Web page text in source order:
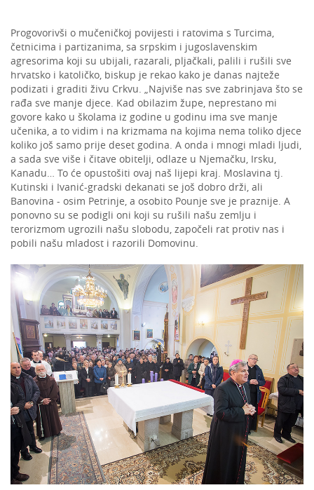
Progovorivši o mučeničkoj povijesti i ratovima s Turcima,
četnicima i partizanima, sa srpskim i jugoslavenskim
agresorima koji su ubijali, razarali, pljačkali, palili i rušili sve
hrvatsko i katoličko, biskup je rekao kako je danas najteže
podizati i graditi živu Crkvu. „Najviše nas sve zabrinjava što se
rađa sve manje djece. Kad obilazim župe, neprestano mi
govore kako u školama iz godine u godinu ima sve manje
učenika, a to vidim i na krizmama na kojima nema toliko djece
koliko još samo prije deset godina. A onda i mnogi mladi ljudi,
a sada sve više i čitave obitelji, odlaze u Njemačku, Irsku,
Kanadu… To će opustošiti ovaj naš lijepi kraj. Moslavina tj.
Kutinski i Ivanić-gradski dekanati se još dobro drži, ali
Banovina - osim Petrinje, a osobito Pounje sve je praznije. A
ponovno su se podigli oni koji su rušili našu zemlju i
terorizmom ugrozili našu slobodu, započeli rat protiv nas i
pobili našu mladost i razorili Domovinu.